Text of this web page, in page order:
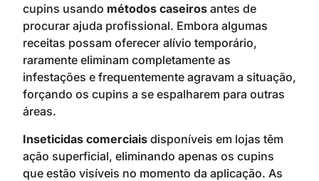
cupins usando métodos caseiros antes de
procurar ajuda profissional. Embora algumas
receitas possam oferecer alívio temporário,
raramente eliminam completamente as
infestações e frequentemente agravam a situação,
forçando os cupins a se espalharem para outras
áreas.
Inseticidas comerciais disponíveis em lojas têm
ação superficial, eliminando apenas os cupins
que estão visíveis no momento da aplicação. As